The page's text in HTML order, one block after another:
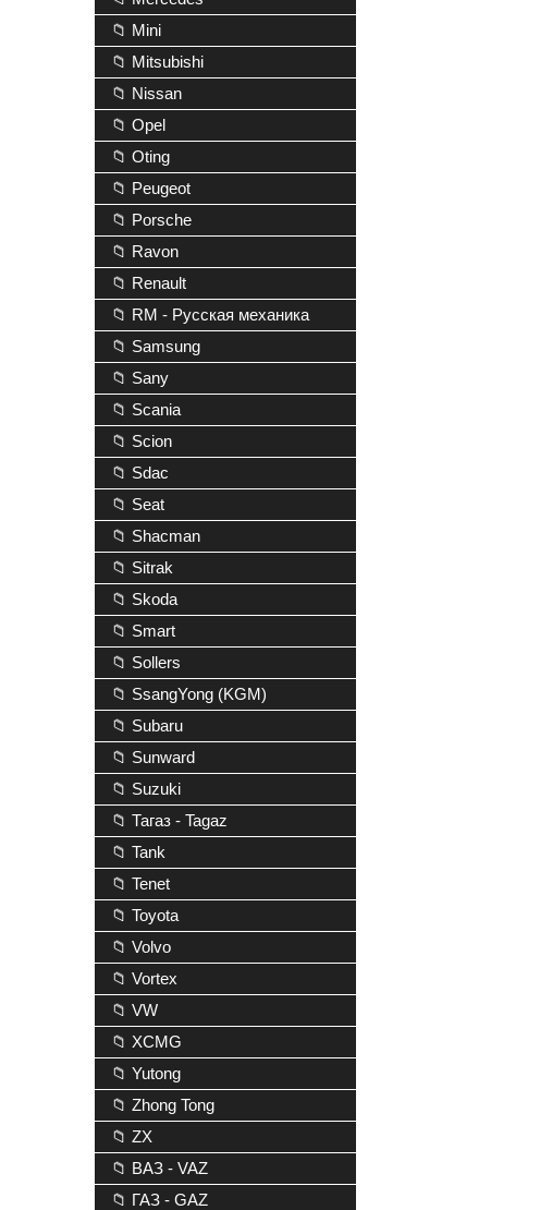
📁 Mini
📁 Mitsubishi
📁 Nissan
📁 Opel
📁 Oting
📁 Peugeot
📁 Porsche
📁 Ravon
📁 Renault
📁 RM - Русская механика
📁 Samsung
📁 Sany
📁 Scania
📁 Scion
📁 Sdac
📁 Seat
📁 Shacman
📁 Sitrak
📁 Skoda
📁 Smart
📁 Sollers
📁 SsangYong (KGM)
📁 Subaru
📁 Sunward
📁 Suzuki
📁 Тагаз - Tagaz
📁 Tank
📁 Tenet
📁 Toyota
📁 Volvo
📁 Vortex
📁 VW
📁 XCMG
📁 Yutong
📁 Zhong Tong
📁 ZX
📁 ВАЗ - VAZ
📁 ГАЗ - GAZ